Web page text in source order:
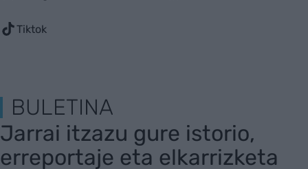
Tiktok
BULETINA
Jarrai itzazu gure istorio,
erreportaje eta elkarrizketa